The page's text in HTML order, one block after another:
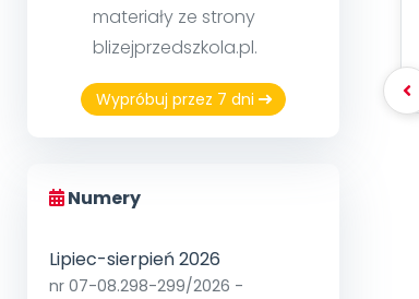
materiały ze strony
blizejprzedszkola.pl.
Wypróbuj przez 7 dni
Numery
Lipiec-sierpień 2026
nr 07-08.298-299/2026 -